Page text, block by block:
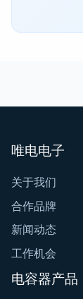
唯电电子
关于我们
合作品牌
新闻动态
工作机会
电容器产品